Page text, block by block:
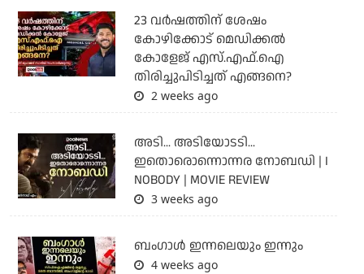
23 വർഷത്തിന് ശേഷം
കോഴിക്കോട് മെഡിക്കൽ
കോളേജ് എസ്.എഫ്.ഐ
തിരിച്ചുപിടിച്ചത് എങ്ങനെ?
2 weeks ago
അടി... അടിയോടടി...
ഇതൊരൊന്നൊന്നര നോബഡി | I
NOBODY | MOVIE REVIEW
3 weeks ago
ബംഗാള്‍ ഇന്നലെയും ഇന്നും
4 weeks ago